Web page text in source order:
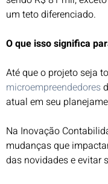
um teto diferenciado.
O que isso significa
Até que o projeto seja
microempreendedores
atual em seu
Na Inovação
mudanças que
das novidades e evitar